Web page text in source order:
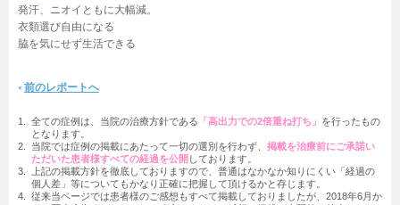
発汗、ニオイともに大幅減。
衣類選び自由になる
脇を気にせず生活できる
前のレポートへ
1. 全ての症例は、当院の治療方針である 「高出力での2倍重ね打ち」 を行ったもの
となります。
2.
当院では症例の掲載にあたって一切の選別を行わず、 掲載を治療前にご承諾い
ただいた患者様すべての経過を公開 しております。
3.
上記の掲載方針を徹底しておりますので、普通はなかなか知りにくい「経過の
個人差」等についてもかなり正確に把握して頂けるかと存じます。
4.
従来当ページでは患者様のご感想もすべて掲載しておりましたが、2018年6月か